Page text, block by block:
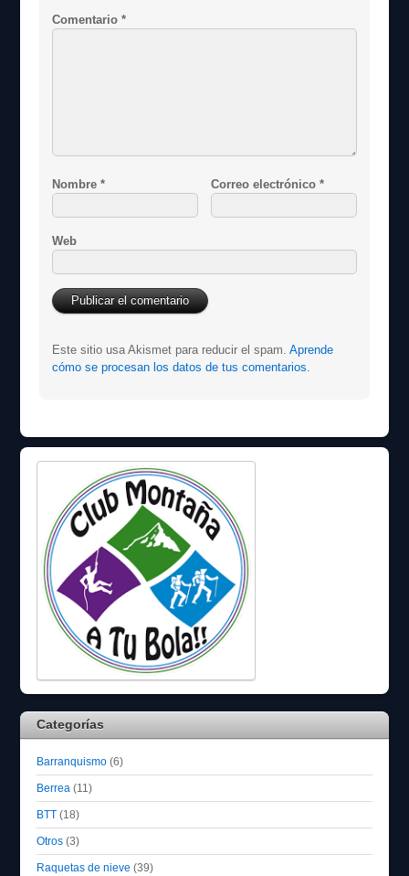
Comentario*
Nombre* Correo electrónico *
Web
Este sitio usa Akismet para reducir el spam.Aprende
cómo se procesan los datos de tus comentarios.
Categorías
Barranquismo (6)
Berrea (11)
BTT (18)
Otros (3)
Raquetas de nieve (39)